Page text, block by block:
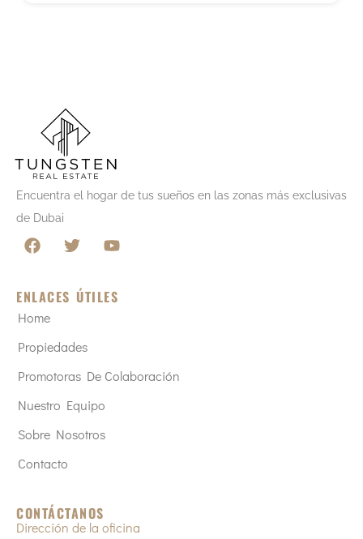
e
+
9
Encuentra el hogar de tus sueños en las zonas más exclusivas
de Dubai
ENLACES ÚTILES
Home
Propiedades
Promotoras De Colaboración
Nuestro Equipo
Sobre Nosotros
Contacto
CONTÁCTANOS
Dirección de la oficina